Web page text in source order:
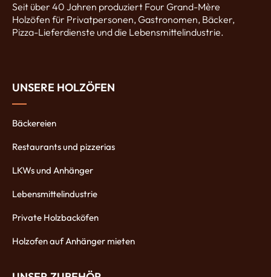
Seit über 40 Jahren produziert Four Grand-Mère
Holzöfen für Privatpersonen, Gastronomen, Bäcker,
Pizza-Lieferdienste und die Lebensmittelindustrie.
UNSERE HOLZÖFEN
Bäckereien
Restaurants und pizzerias
LKWs und Anhänger
Lebensmittelindustrie
Private Holzbacköfen
Holzofen auf Anhänger mieten